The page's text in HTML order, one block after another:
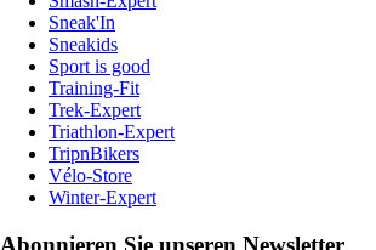
Sneak'In
Sneakids
Sport is good
Training-Fit
Trek-Expert
Triathlon-Expert
TripnBikers
Vélo-Store
Winter-Expert
Abonnieren Sie unseren Newsletter